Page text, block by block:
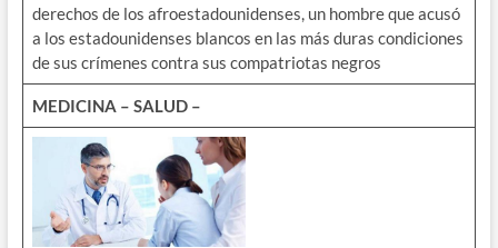
derechos de los afroestadounidenses, un hombre que acusó
a los estadounidenses blancos en las más duras condiciones
de sus crímenes contra sus compatriotas negros
MEDICINA – SALUD –